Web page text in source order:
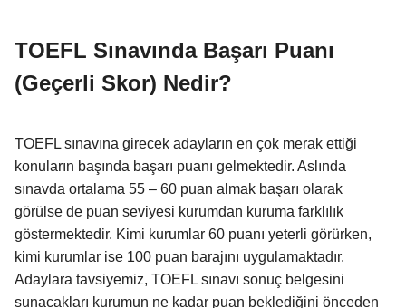
TOEFL Sınavında Başarı Puanı
(Geçerli Skor) Nedir?
TOEFL sınavına girecek adayların en çok merak ettiği
konuların başında başarı puanı gelmektedir. Aslında
sınavda ortalama 55 – 60 puan almak başarı olarak
görülse de puan seviyesi kurumdan kuruma farklılık
göstermektedir. Kimi kurumlar 60 puanı yeterli görürken,
kimi kurumlar ise 100 puan barajını uygulamaktadır.
Adaylara tavsiyemiz, TOEFL sınavı sonuç belgesini
sunacakları kurumun ne kadar puan beklediğini önceden